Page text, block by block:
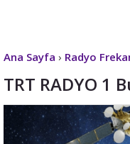
Ana Sayfa › Radyo
TRT RADYO 1